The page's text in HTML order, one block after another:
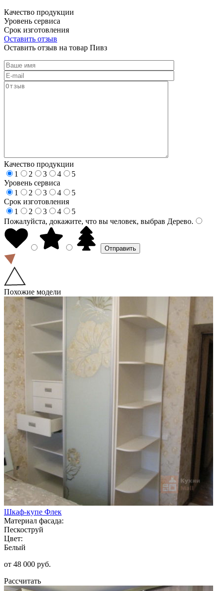
Качество продукции
Уровень сервиса
Срок изготовления
Оставить отзыв
Оставить отзыв на товар Пивз
Качество продукции
1
2 3 4
5
Уровень сервиса
1
2 3 4
5
Срок изготовления
1
2 3 4
5
Пожалуйста, докажите, что вы человек, выбрав Дерево.
Похожие модели
Шкаф-купе Флек
Материал фасада:
Пескоструй
Цвет:
Белый
от 48 000 руб.
Рассчитать